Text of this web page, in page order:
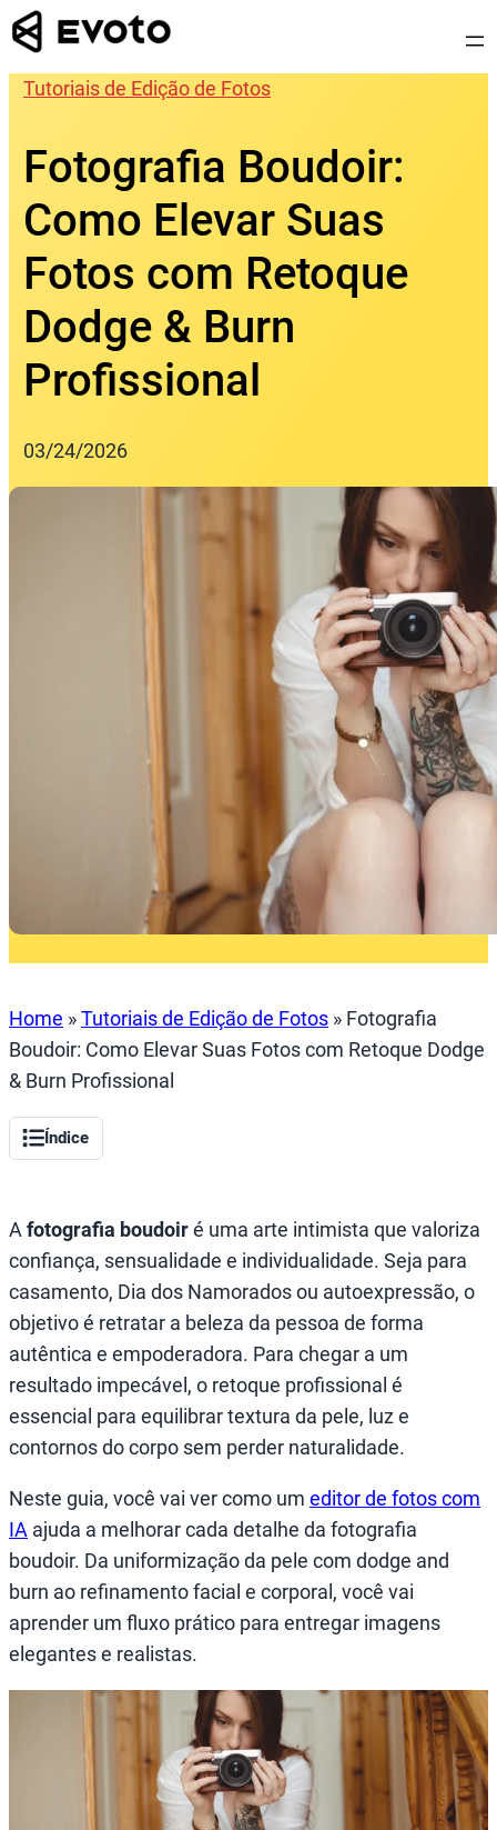
Skip
to
content
Tutoriais de Edição de Fotos
Fotografia Boudoir:
Como Elevar Suas
Fotos com Retoque
Dodge & Burn
Profissional
03/24/2026
Home »Tutoriais de Edição de Fotos » Fotografia
Boudoir: Como Elevar Suas Fotos com Retoque Dodge
& Burn Profissional
Índice
Afotografia boudoiré uma arte intimista que valoriza
confiança, sensualidade e individualidade. Seja para
casamento, Dia dos Namorados ou autoexpressão, o
objetivo é retratar a beleza da pessoa de forma
autêntica e empoderadora. Para chegar a um
resultado impecável, o retoque profissional é
essencial para equilibrar textura da pele, luz e
contornos do corpo sem perder naturalidade.
Neste guia, você vai ver como um editor de fotos com
IA ajuda a melhorar cada detalhe da fotografia
boudoir. Da uniformização da pele com dodge and
burn ao refinamento facial e corporal, você vai
aprender um fluxo prático para entregar imagens
elegantes e realistas.